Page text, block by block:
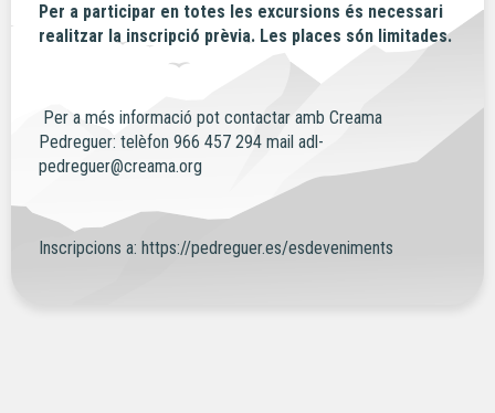
Per a participar en totes les excursions és necessari
realitzar la inscripció prèvia. Les places són limitades.
Per a més informació pot contactar amb Creama
Pedreguer: telèfon 966 457 294 mail adl-
pedreguer@creama.org
Inscripcions a: https://pedreguer.es/esdeveniments